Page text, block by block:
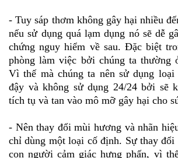
- Tuy sáp thơm không gây hại nhiều
nếu sử dụng quá lạm dụng nó sẽ dễ
chứng nguy hiểm về sau. Đặc biệt
phòng làm việc bởi chúng ta thường
Vì thế mà chúng ta nên sử dụng loại
đậy và không sử dụng 24/24 bởi sẽ
tích tụ và tan vào mô mỡ gây hại cho
- Nên thay đổi mùi hương và nhãn
chỉ dùng một loại cố định. Sự thay đổi
con người cảm giác hưng phấn, vì